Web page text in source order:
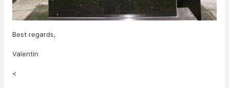
Best regards,
Valentin
<